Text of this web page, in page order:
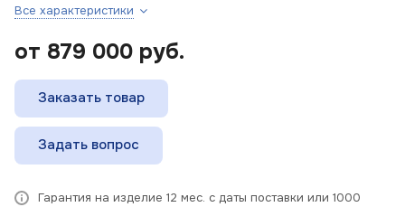
Все характеристики
от 879 000 руб.
Заказать товар
Задать вопрос
Гарантия на изделие 12 мес. с даты поставки или 1000